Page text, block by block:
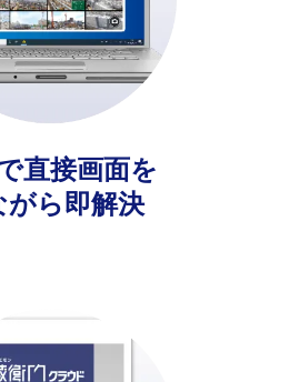
直接画面を
がら即解決